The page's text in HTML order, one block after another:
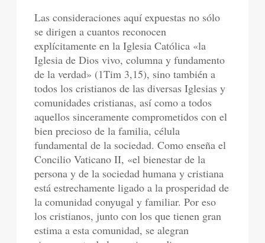
Las consideraciones aquí expuestas no sólo
se dirigen a cuantos reconocen
explícitamente en la Iglesia Católica «la
Iglesia de Dios vivo, columna y fundamento
de la verdad» (1Tim 3,15), sino también a
todos los cristianos de las diversas Iglesias y
comunidades cristianas, así como a todos
aquellos sinceramente comprometidos con el
bien precioso de la familia, célula
fundamental de la sociedad. Como enseña el
Concilio Vaticano II, «el bienestar de la
persona y de la sociedad humana y cristiana
está estrechamente ligado a la prosperidad de
la comunidad conyugal y familiar. Por eso
los cristianos, junto con los que tienen gran
estima a esta comunidad, se alegran